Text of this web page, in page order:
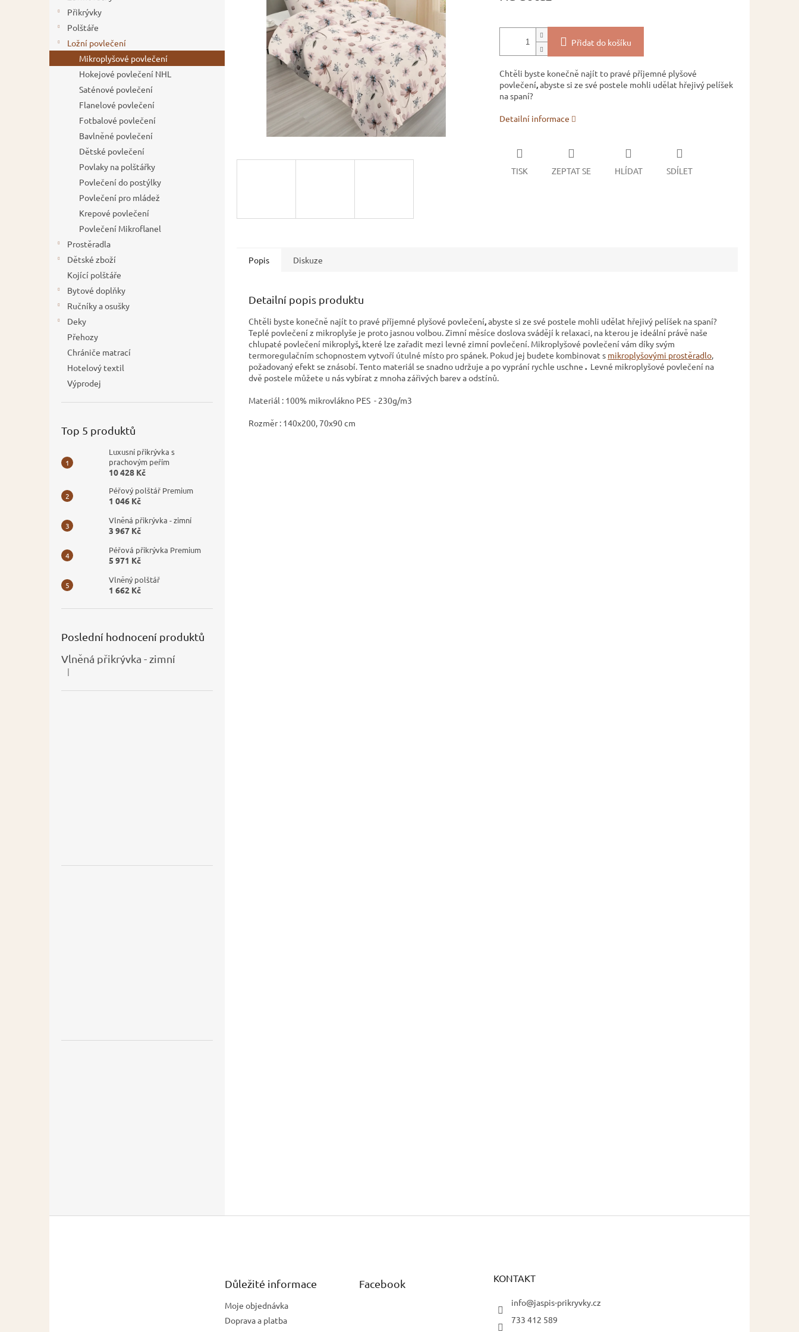
n
e
Přikrývky
Polštáře
Ložní povlečení
Mikroplyšové povlečení
Hokejové povlečení NHL
Saténové povlečení
Flanelové povlečení
Fotbalové povlečení
Bavlněné povlečení
Dětské povlečení
Povlaky na polštářky
Povlečení do postýlky
Povlečení pro mládež
Krepové povlečení
Povlečení Mikroflanel
Prostěradla
Dětské zboží
Kojící polštáře
Bytové doplňky
Ručníky a osušky
Deky
Přehozy
Chrániče matrací
Hotelový textil
Výprodej
Top 5 produktů
Luxusní přikrývka s
prachovým peřím
10 428 Kč
Péřový polštář Premium
1 046 Kč
Vlněná přikrývka - zimní
3 967 Kč
Péřová přikrývka Premium
5 971 Kč
Vlněný polštář
1 662 Kč
Poslední hodnocení produktů
Vlněná přikrývka - zimní
Hodnocení produktu je 5 z 5 hvězdiček.
|
hvězdiček.
Přidat do košíku
Chtěli byste konečně najít to pravé příjemné plyšové
povlečení,abyste si ze své postele mohli udělat hřejivý pelíšek
na spaní?
Detailní informace
TISK ZEPTAT SE HLÍDAT SDÍLET
Popis Diskuze
Detailní popis produktu
Chtěli byste konečně najít to pravé příjemné plyšové povlečení abyste si ze své postele mohli udělat hřejivý pelíšek na spaní?
Teplé povlečení z mikroplyše je proto jasnou volbou. Zimní měsíce doslova svádějí k relaxaci, na kterou je ideální právě naše
chlupaté povlečení mikroplyš které lze zařadit mezi levné zimní povlečení. Mikroplyšové povlečení vám díky svým
termoregulačním schopnostem vytvoří útulné místo pro spánek. Pokud jej budete kombinovat s mikroplyšovými prostěradlo
požadovaný efekt se znásobí. Tento materiál se snadno udržuje a po vyprání rychle uschne . Levné mikroplyšové povlečení na
dvě postele můžete u nás vybírat z mnoha zářivých barev a odstínů.
Materiál : 100% mikrovlákno PES - 230g/m3
Rozměr : 140x200, 70x90 cm
Důležité informace
Moje objednávka
Doprava a platba
Facebook KONTAKT
info@jaspis-prikryvky.cz
733 412 589